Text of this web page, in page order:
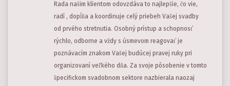
Rada našim klientom odovzdáva to najlepšie, čo vie,
radí , dopĺňa a koordinuje celý priebeh Vašej svadby
od prvého stretnutia. Osobný prístup a schopnosť
rýchlo, odborne a vždy s úsmevom reagovať je
poznávacím znakom Vašej budúcej pravej ruky pri
organizovaní veľkého dňa. Za svoje pôsobenie v tomto
špecifickom svadobnom sektore nazbierala naozaj